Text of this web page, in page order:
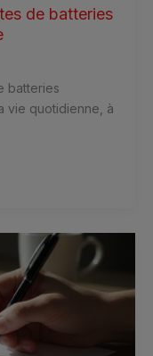
de batteries
batteries
vie quotidienne, à